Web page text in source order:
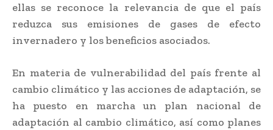
ellas se reconoce la relevancia de que el país
reduzca sus emisiones de gases de efecto
invernadero y los beneficios asociados.
En materia de vulnerabilidad del país frente al
cambio climático y las acciones de adaptación, se
ha puesto en marcha un plan nacional de
adaptación al cambio climático, así como planes